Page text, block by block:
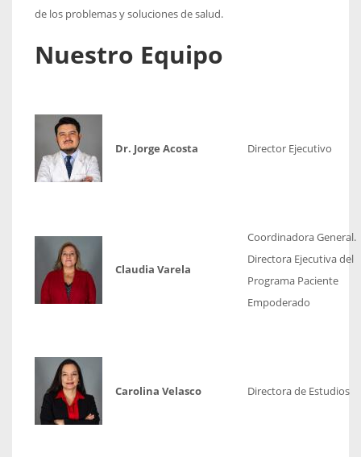
de los problemas y soluciones de salud.
Nuestro Equipo
Dr. Jorge Acosta Director Ejecutivo
Claudia Varela
Coordinadora General.
Directora Ejecutiva del
Programa Paciente
Empoderado
Carolina Velasco Directora de Estudios